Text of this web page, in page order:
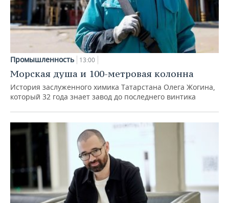
Промышленность 13:00
Морская душа и 100-метровая колонна
История заслуженного химика Татарстана Олега Жогина,
который 32 года знает завод до последнего винтика